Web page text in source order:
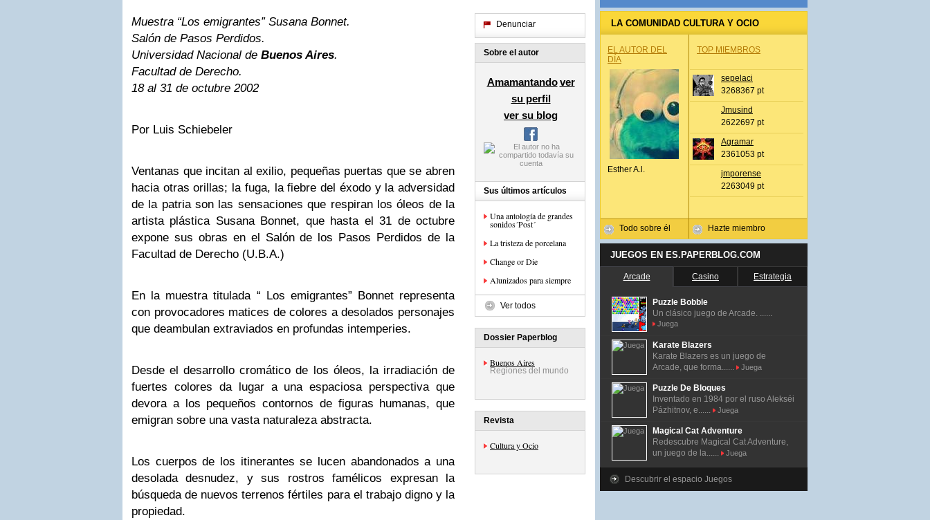
Muestra “Los emigrantes” Susana Bonnet.
Salón de Pasos Perdidos.
Universidad Nacional de Buenos Aires.
Facultad de Derecho.
18 al 31 de octubre 2002
Por Luis Schiebeler
Ventanas que incitan al exilio, pequeñas puertas que se abren
hacia otras orillas; la fuga, la fiebre del éxodo y la adversidad
de la patria son las sensaciones que respiran los óleos de la
artista plástica Susana Bonnet, que hasta el 31 de octubre
expone sus obras en el Salón de los Pasos Perdidos de la
Facultad de Derecho (U.B.A.)
En la muestra titulada “ Los emigrantes” Bonnet representa
con provocadores matices de colores a desolados personajes
que deambulan extraviados en profundas intemperies.
Desde el desarrollo cromático de los óleos, la irradiación de
fuertes colores da lugar a una espaciosa perspectiva que
devora a los pequeños contornos de figuras humanas, que
emigran sobre una vasta naturaleza abstracta.
Los cuerpos de los itinerantes se lucen abandonados a una
desolada desnudez, y sus rostros famélicos expresan la
búsqueda de nuevos terrenos fértiles para el trabajo digno y la
propiedad.
Denunciar
Sobre el autor
Amamantando ver
su perfil
ver su blog
Sus últimos artículos
Una antología de grandes
sonidos´Post´
La tristeza de porcelana
Change or Die
Alunizados para siempre
Ver todos
Dossier Paperblog
Buenos Aires
Regiones del mundo
Revista
Cultura y Ocio
LA COMUNIDAD CULTURA Y OCIO
EL AUTOR DEL
DÍA
Esther A.l.
Todo sobre él
TOP MIEMBROS
sepelaci
3268367 pt
Jmusind
2622697 pt
Agramar
2361053 pt
jmporense
2263049 pt
Hazte miembro
JUEGOS EN ES.PAPERBLOG.COM
Arcade Casino Estrategia
Puzzle Bobble
Un clásico juego de Arcade. ......
Juega
Karate Blazers
Karate Blazers es un juego de
Arcade, que forma......
Juega
Puzzle De Bloques
Inventado en 1984 por el ruso Alekséi
Pázhitnov, e......
Juega
Magical Cat Adventure
Redescubre Magical Cat Adventure,
un juego de la......
Juega
Descubrir el espacio Juegos